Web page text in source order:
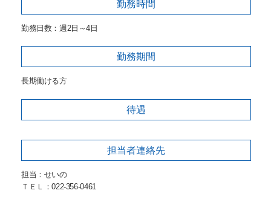
勤務時間
勤務日数：週2日～4日
勤務期間
長期働ける方
待遇
担当者連絡先
担当：せいの
ＴＥＬ：022-356-0461